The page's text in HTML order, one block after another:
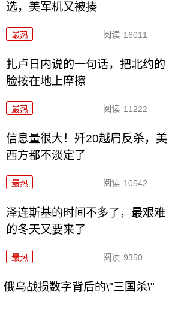
选，美军机又被揍
最热 阅读 16011
扎卢日内说的一句话，把北约的
脸按在地上摩擦
最热 阅读 11222
信息量很大！歼20越肩反杀，美
西方都不淡定了
最热 阅读 10542
泽连斯基的时间不多了，最艰难
的冬天又要来了
最热 阅读 9350
乌战损数字背后的\"三国杀\"